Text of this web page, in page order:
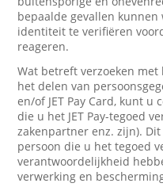
bepaalde gevallen
identiteit te verifiëren
reageren.
Wat betreft verzoeken
het delen van
en/of JET Pay Card, kunt
die u het JET Pay-tegoed
zakenpartner enz. zijn).
persoon die u het tegoed
verantwoordelijkheid
verwerking en